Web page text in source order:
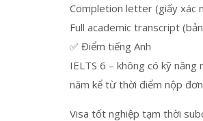
Completion letter (giấy xác
Full academic transcript
✅ Điểm tiếng Anh
IELTS 6 – không có kỹ
năm kể từ thời điểm nộp đơn
Visa tốt nghiệp tạm thời